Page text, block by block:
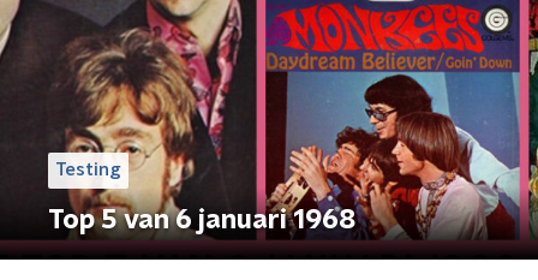
Testing
Top 5 van 6 januari 1968